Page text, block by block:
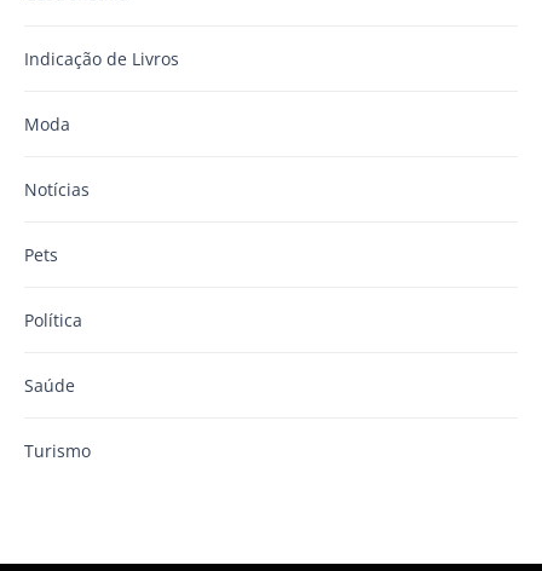
Indicação de Livros
Moda
Notícias
Pets
Política
Saúde
Turismo